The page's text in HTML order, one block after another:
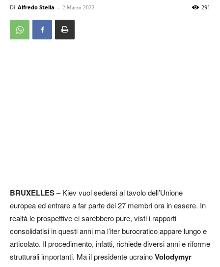
Di Alfredo Stella - 2 Marzo 2022 291
BRUXELLES –Kiev vuol sedersi al tavolo dell’Unione
europea ed entrare a far parte dei 27 membri ora in essere. In
realtà le prospettive ci sarebbero pure, visti i rapporti
consolidatisi in questi anni ma l’iter burocratico appare lungo e
articolato. Il procedimento, infatti, richiede diversi anni e riforme
strutturali importanti. Ma il presidente ucrainoVolodymyr